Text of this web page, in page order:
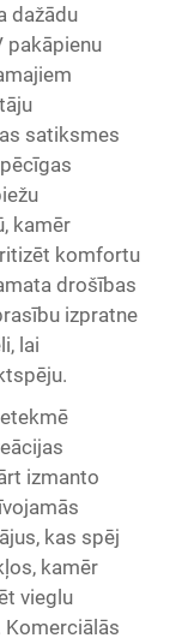
dažādu
pakāpienu
satiksmes
kamēr
komfortu
drošības
izpratne
lai
izmanto
kas spēj
kamēr
vieglu
Komerciālās